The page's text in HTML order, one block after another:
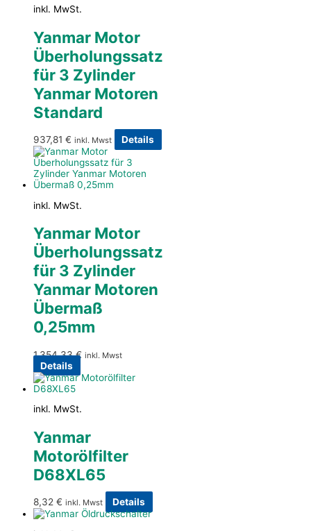
inkl. MwSt.
Yanmar Motor
Überholungssatz
für 3 Zylinder
Yanmar Motoren
Standard
937,81 € inkl. Mwst Details
inkl. MwSt.
Yanmar Motor
Überholungssatz
für 3 Zylinder
Yanmar Motoren
Übermaß
0,25mm
1.354,33€ inkl. Mwst
Details
inkl. MwSt.
Yanmar
Motorölfilter
D68XL65
8,32 € inkl. Mwst Details